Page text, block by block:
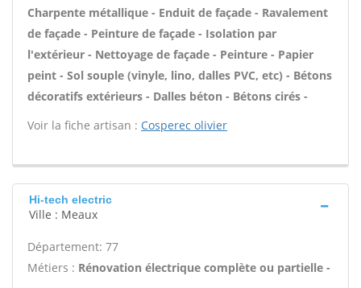
Charpente métallique - Enduit de façade - Ravalement
de façade - Peinture de façade - Isolation par
l'extérieur - Nettoyage de façade - Peinture - Papier
peint - Sol souple (vinyle, lino, dalles PVC, etc) - Bétons
décoratifs extérieurs - Dalles béton - Bétons cirés -
Voir la fiche artisan : Cosperec olivier
Hi-tech electric
Ville : Meaux
Département: 77
Métiers : Rénovation électrique complète ou partielle -